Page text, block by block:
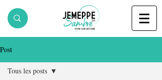
Post
Tous les posts